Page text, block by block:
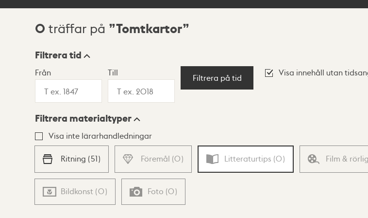
Sökresultat
0 träffar på Tomtkartor
Visningsläge
Lista Karta
Filtrera tid
Från Till
Filtrera på tid
Visa innehåll utan
Filtrera materialtyper
Visa inte lärarhandledningar
Ritning (51) Föremål (0) Litteraturtips (0) Film &
Bildkonst (0) Foto (0)